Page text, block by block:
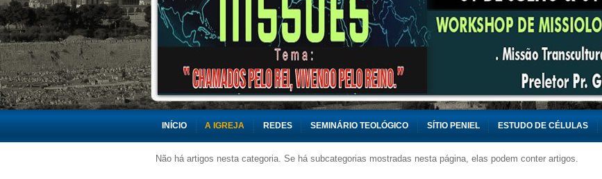
INÍCIO A IGREJA REDES SEMINÁRIO TEOLÓGICO SÍTIO PENIEL ESTUDO DE CÉLULAS
Não há artigos nesta categoria. Se há subcategorias mostradas nesta página, elas podem conter artigos.